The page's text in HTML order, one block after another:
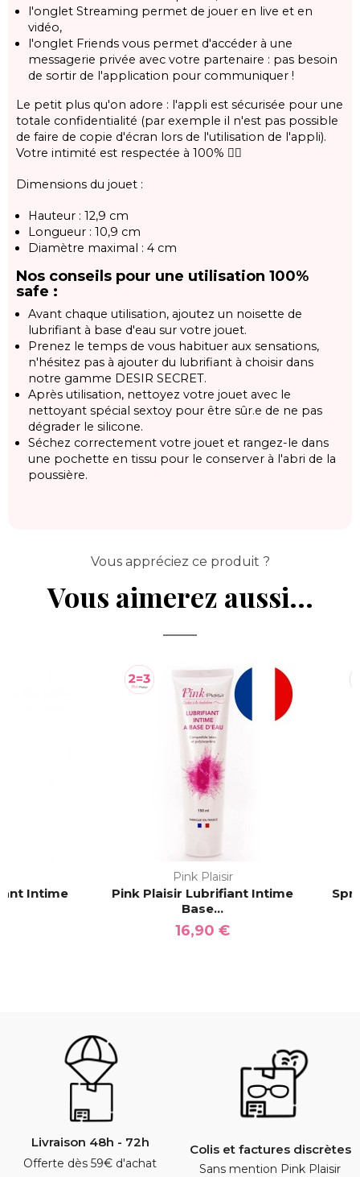
l'onglet Streaming permet de jouer en live et en
vidéo,
l'onglet Friends vous permet d'accéder à une
messagerie privée avec votre partenaire : pas besoin
de sortir de l'application pour communiquer !
Le petit plus qu'on adore : l'appli est sécurisée pour une
totale confidentialité (par exemple il n'est pas possible
de faire de copie d'écran lors de l'utilisation de l'appli).
Votre intimité est respectée à 100% 👌🏼
Dimensions du jouet :
Hauteur : 12,9 cm
Longueur : 10,9 cm
Diamètre maximal : 4 cm
Nos conseils pour une utilisation 100%
safe :
Avant chaque utilisation, ajoutez un noisette de
lubrifiant à base d'eau sur votre jouet.
Prenez le temps de vous habituer aux sensations,
n'hésitez pas à ajouter du lubrifiant à choisir dans
notre gamme DESIR SECRET.
Après utilisation, nettoyez votre jouet avec le
nettoyant spécial sextoy pour être sûr.e de ne pas
dégrader le silicone.
Séchez correctement votre jouet et rangez-le dans
une pochette en tissu pour le conserver à l'abri de la
poussière.
Vous appréciez ce produit ?
Vous aimerez aussi...
Intime
Pink Plaisir
Pink Plaisir Lubrifiant Intime
Base...
16,90 €
Livraison 48h - 72h
Offerte dès 59€ d'achat
Colis et factures discrètes
Sans mention Pink Plaisir